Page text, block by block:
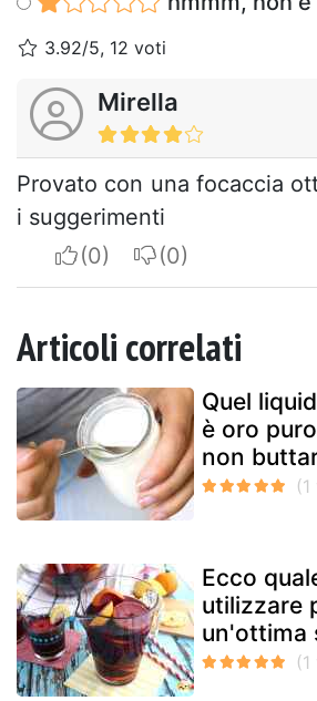
3.92/5, 12 voti
Mirella
Provato con una focaccia
i suggerimenti
I apreciateI do not
Articoli correlati
Quel
è oro
non
Ecco
utilizzare
un'ottima